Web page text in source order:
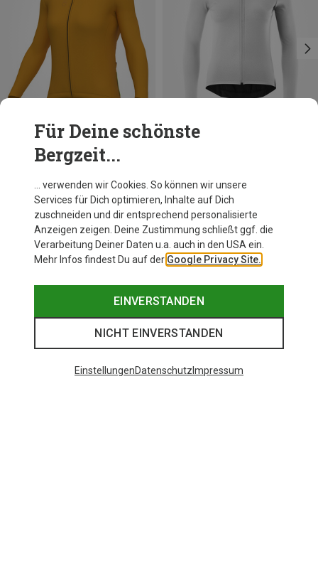
Du sparst 13%
Für Deine schönste
Bergzeit...
… verwenden wir Cookies. So können wir unsere
Services für Dich optimieren, Inhalte auf Dich
zuschneiden und dir entsprechend personalisierte
Anzeigen zeigen. Deine Zustimmung schließt ggf. die
Verarbeitung Deiner Daten u.a. auch in den USA ein.
Mehr Infos findest Du auf der Google Privacy Site.
EINVERSTANDEN
NICHT EINVERSTANDEN
EinstellungenDatenschutz Impressum